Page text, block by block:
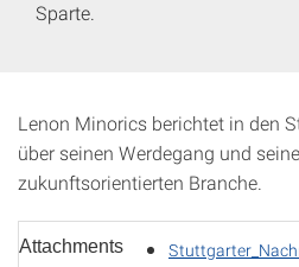
Sparte.
Lenon Minorics berichtet in den
über seinen Werdegang und
zukunftsorientierten Branche.
Attachments